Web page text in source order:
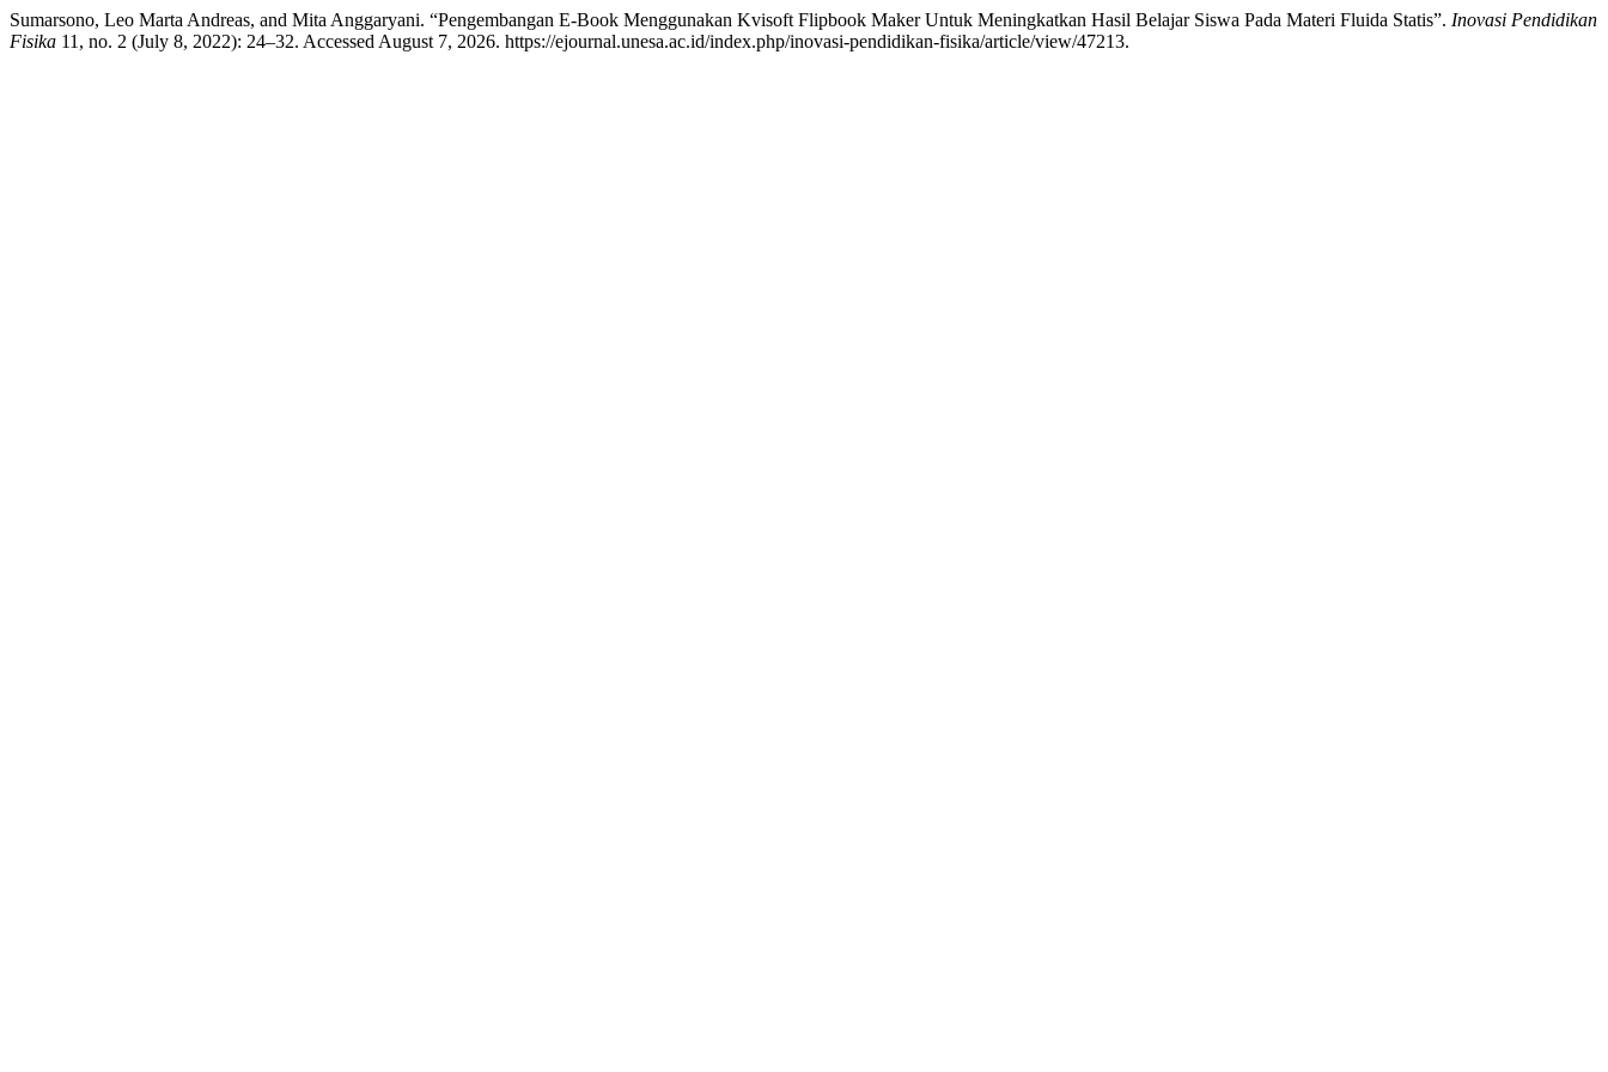
Sumarsono, Leo Marta Andreas, and Mita Anggaryani. “Pengembangan E-Book Menggunakan Kvisoft Flipbook Maker Untuk Meningkatkan Hasil Belajar Siswa Pada Materi Fluida Statis”. Inovasi Pendidikan
Fisika 11, no. 2 (July 8, 2022): 24–32. Accessed August 7, 2026. https://ejournal.unesa.ac.id/index.php/inovasi-pendidikan-fisika/article/view/47213.